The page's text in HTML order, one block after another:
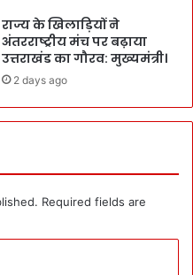
राज्य के खिलाड़ियों ने
अंतरराष्ट्रीय मंच पर बढ़ाया
उत्तराखंड का गौरव: मुख्यमंत्री।
2 days ago
Required fields are